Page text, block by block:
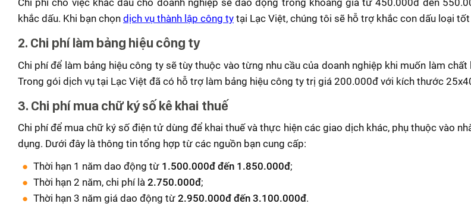
khắc dấu. Khi bạn chọn dịch vụ thành lập công ty tại Lạc Việt, chúng tôi sẽ hỗ trợ khắc con dấu loại
2. Chi phí làm bảng hiệu công ty
Chi phí để làm bảng hiệu công ty sẽ tùy thuộc vào từng nhu cầu của doanh nghiệp khi muốn làm
Trong gói dịch vụ tại Lạc Việt đã có hỗ trợ làm bảng hiệu công ty trị giá 200.000đ với kích thước
3. Chi phí mua chữ ký số kê khai thuế
Chi phí để mua chữ ký số điện tử dùng để khai thuế và thực hiện các giao dịch khác, phụ thuộc vào
dụng. Dưới đây là thông tin tổng hợp từ các nguồn bạn cung cấp:
Thời hạn 1 năm dao động từ 1.500.000đ đến 1.850.000đ;
Thời hạn 2 năm, chi phí là 2.750.000đ;
Thời hạn 3 năm giá dao động từ 2.950.000đ đến 3.100.000đ.